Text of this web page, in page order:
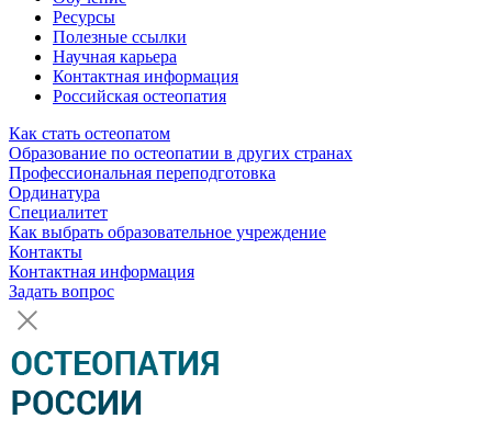
Ресурсы
Полезные ссылки
Научная карьера
Контактная информация
Российская остеопатия
Как стать остеопатом
Образование по остеопатии в других странах
Профессиональная переподготовка
Ординатура
Специалитет
Как выбрать образовательное учреждение
Контакты
Контактная информация
Задать вопрос